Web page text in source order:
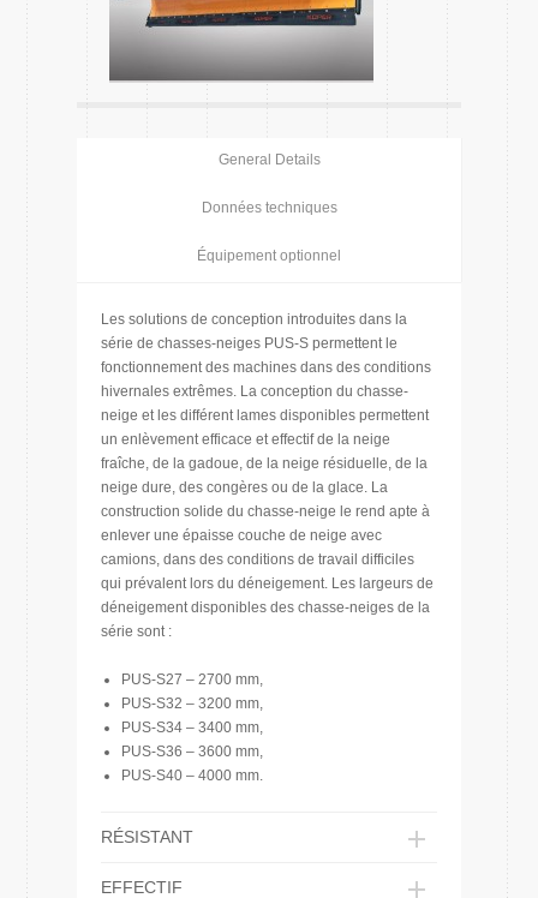
General Details
Données techniques
Équipement optionnel
Les solutions de conception introduites dans la
série de chasses-neiges PUS-S permettent le
fonctionnement des machines dans des conditions
hivernales extrêmes. La conception du chasse-
neige et les différent lames disponibles permettent
un enlèvement efficace et effectif de la neige
fraîche, de la gadoue, de la neige résiduelle, de la
neige dure, des congères ou de la glace. La
construction solide du chasse-neige le rend apte à
enlever une épaisse couche de neige avec
camions, dans des conditions de travail difficiles
qui prévalent lors du déneigement. Les largeurs de
déneigement disponibles des chasse-neiges de la
série sont :
PUS-S27 – 2700 mm,
PUS-S32 – 3200 mm,
PUS-S34 – 3400 mm,
PUS-S36 – 3600 mm,
PUS-S40 – 4000 mm.
RÉSISTANT
EFFECTIF